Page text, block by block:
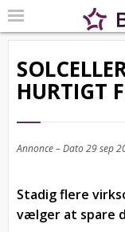
HURTIGT
Annonce – Dato29 sep
Stadig flere
vælger at spare